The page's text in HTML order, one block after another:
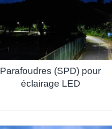
Parafoudres (SPD) pour
éclairage LED